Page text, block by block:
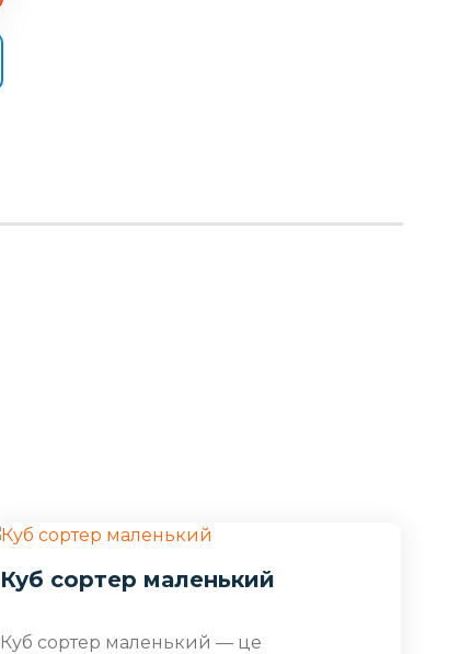
Куб сортер маленький
Куб сортер маленький — це